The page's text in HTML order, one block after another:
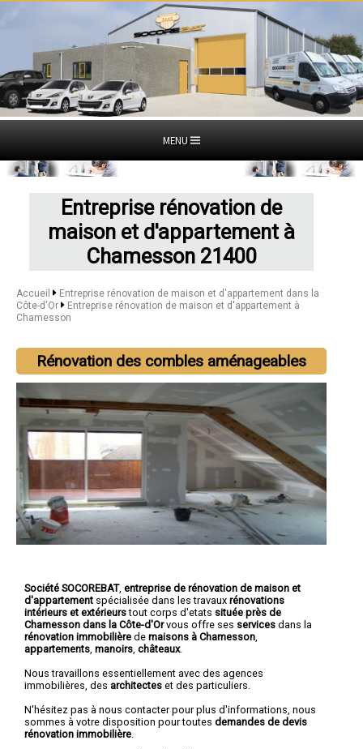
MENU
Entreprise rénovation de
maison et d'appartement à
Chamesson 21400
Accueil
Entreprise rénovation de maison et d'appartement dans la
Côte-d'Or
Entreprise rénovation de maison et d'appartement à
Chamesson
Rénovation des combles aménageables
Société SOCOREBAT, entreprise de rénovation de maison et
d'appartement spécialisée dans les travaux rénovations
intérieurs et extérieurstout corps d'etats située près de
Chamesson dans la Côte-d'Orvous offre ses services dans la
rénovation immobilière de maisons à Chamesson
appartements manoirs châteaux.
Nous travaillons essentiellement avec des agences
immobilières, des architectes et des particuliers.
N'hésitez pas à nous contacter pour plus d'informations, nous
sommes à votre disposition pour toutes demandes de devis
rénovation immobilière